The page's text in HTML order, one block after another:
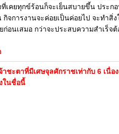
เคยทุกข์ร้อนก็จะเย็นสบายขึ้น ประก
จการงานจะค่อยเป็นค่อยไป จะทำสิ่ง
อนเสมอ กว่าจะประสบความสำเร็จ
ชะตาที่มีเศษจุลศักราชเท่ากับ 6 เนื่อ
ในชื่อนี้